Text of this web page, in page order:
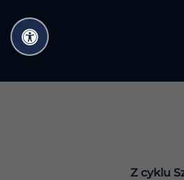
do
treści
Z cyklu